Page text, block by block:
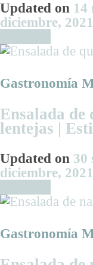
Updated on 14
diciembre, 2021
Gastronomía
Ensalada de
lentejas |
Updated on 30
diciembre, 2021
Gastronomía